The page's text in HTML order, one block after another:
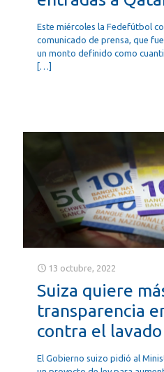
Este miércoles la Fedefútbol
comunicado de prensa, que
un monto definido como
[…]
13 octubre, 2022
Suiza quiere
transparencia
contra el
El Gobierno suizo pidió al